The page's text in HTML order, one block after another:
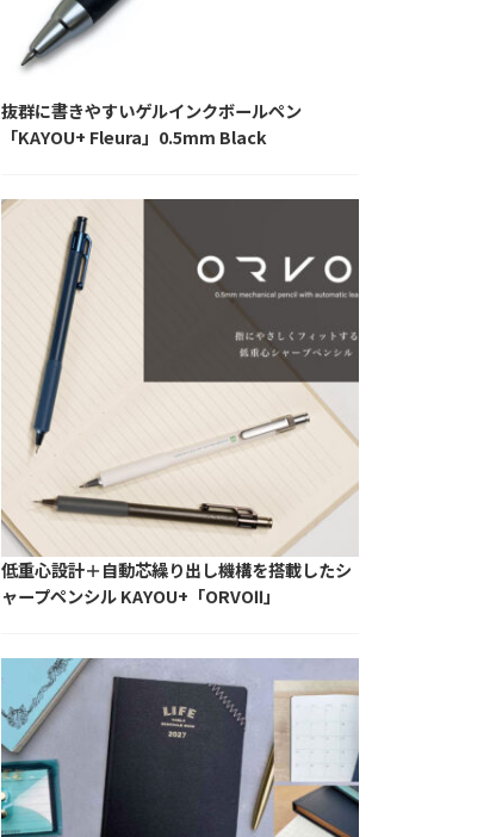
抜群に書きやすいゲルインクボールペン
「KAYOU+ Fleura」0.5mm Black
低重心設計＋自動芯繰り出し機構を搭載したシ
ャープペンシル KAYOU+「ORVOⅡ」